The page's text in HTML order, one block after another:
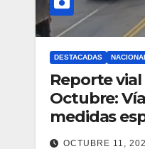
DESTACADAS
Reporte vial
Octubre:
medidas
puente
OCTUBRE 11,